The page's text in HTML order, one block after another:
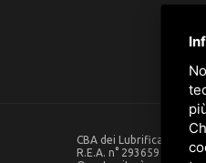
CBA dei Lubrificanti Spa
R.E.A. n° 293659 - REG.